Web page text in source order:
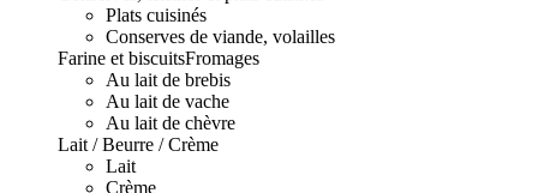
Plats cuisinés
Conserves de viande, volailles
Farine et biscuitsFromages
Au lait de brebis
Au lait de vache
Au lait de chèvre
Lait / Beurre / Crème
Lait
Crème